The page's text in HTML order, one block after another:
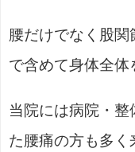
腰だけでなく股関
で含めて身体全体
当院には病院・整
た腰痛の方も多く